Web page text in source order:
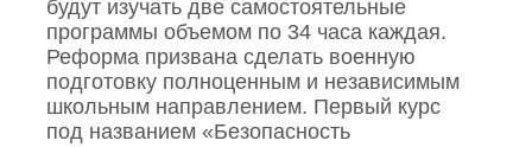
будут изучать две самостоятельные
программы объемом по 34 часа каждая.
Реформа призвана сделать военную
подготовку полноценным и независимым
школьным направлением. Первый курс
под названием «Безопасность